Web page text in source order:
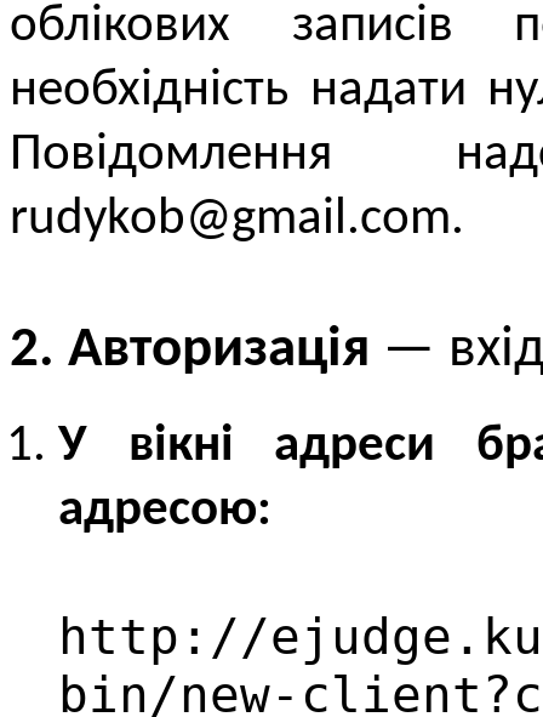
облікових записів
необхідність надати
Повідомлення
rudykob@gmail.com.
2. Авторизація —
У вікні адреси
адресою:
http://
bin/new-